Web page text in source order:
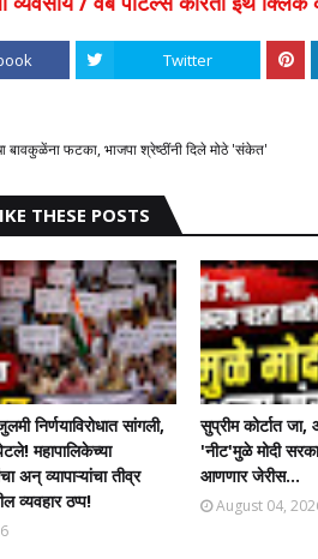
Twitter
बावकुळेंना फटका, भाजपा श्रेष्ठींनी दिले मोठे 'संकेत'
THESE POSTS
निर्णयाविरोधात सांगली,
महापालिकेच्या
अन् व्यापाऱ्यांचा तीव्र
व्यवहार ठप्प!​
सुप्रीम कोर्टात
'नीट'मुळे मोदी
आणणार जेरीस...
August 04,